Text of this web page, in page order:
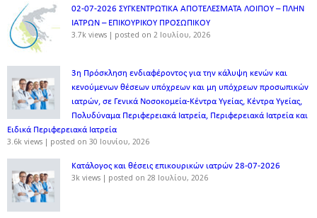
02-07-2026 ΣΥΓΚΕΝΤΡΩΤΙΚΑ ΑΠΟΤΕΛΕΣΜΑΤΑ ΛΟΙΠΟΥ – ΠΛΗΝ
ΙΑΤΡΩΝ – ΕΠΙΚΟΥΡΙΚΟΥ ΠΡΟΣΩΠΙΚOY
3.7k views | posted on 2 Ιουλίου, 2026
3η Πρόσκληση ενδιαφέροντος για την κάλυψη κενών και
κενούμενων θέσεων υπόχρεων και μη υπόχρεων προσωπικών
ιατρών, σε Γενικά Νοσοκομεία-Κέντρα Υγείας, Κέντρα Υγείας,
Πολυδύναμα Περιφερειακά Ιατρεία, Περιφερειακά Ιατρεία και
Ειδικά Περιφερειακά Ιατρεία
3.6k views | posted on 30 Ιουνίου, 2026
Κατάλογος και θέσεις επικουρικών ιατρών 28-07-2026
3k views | posted on 28 Ιουλίου, 2026